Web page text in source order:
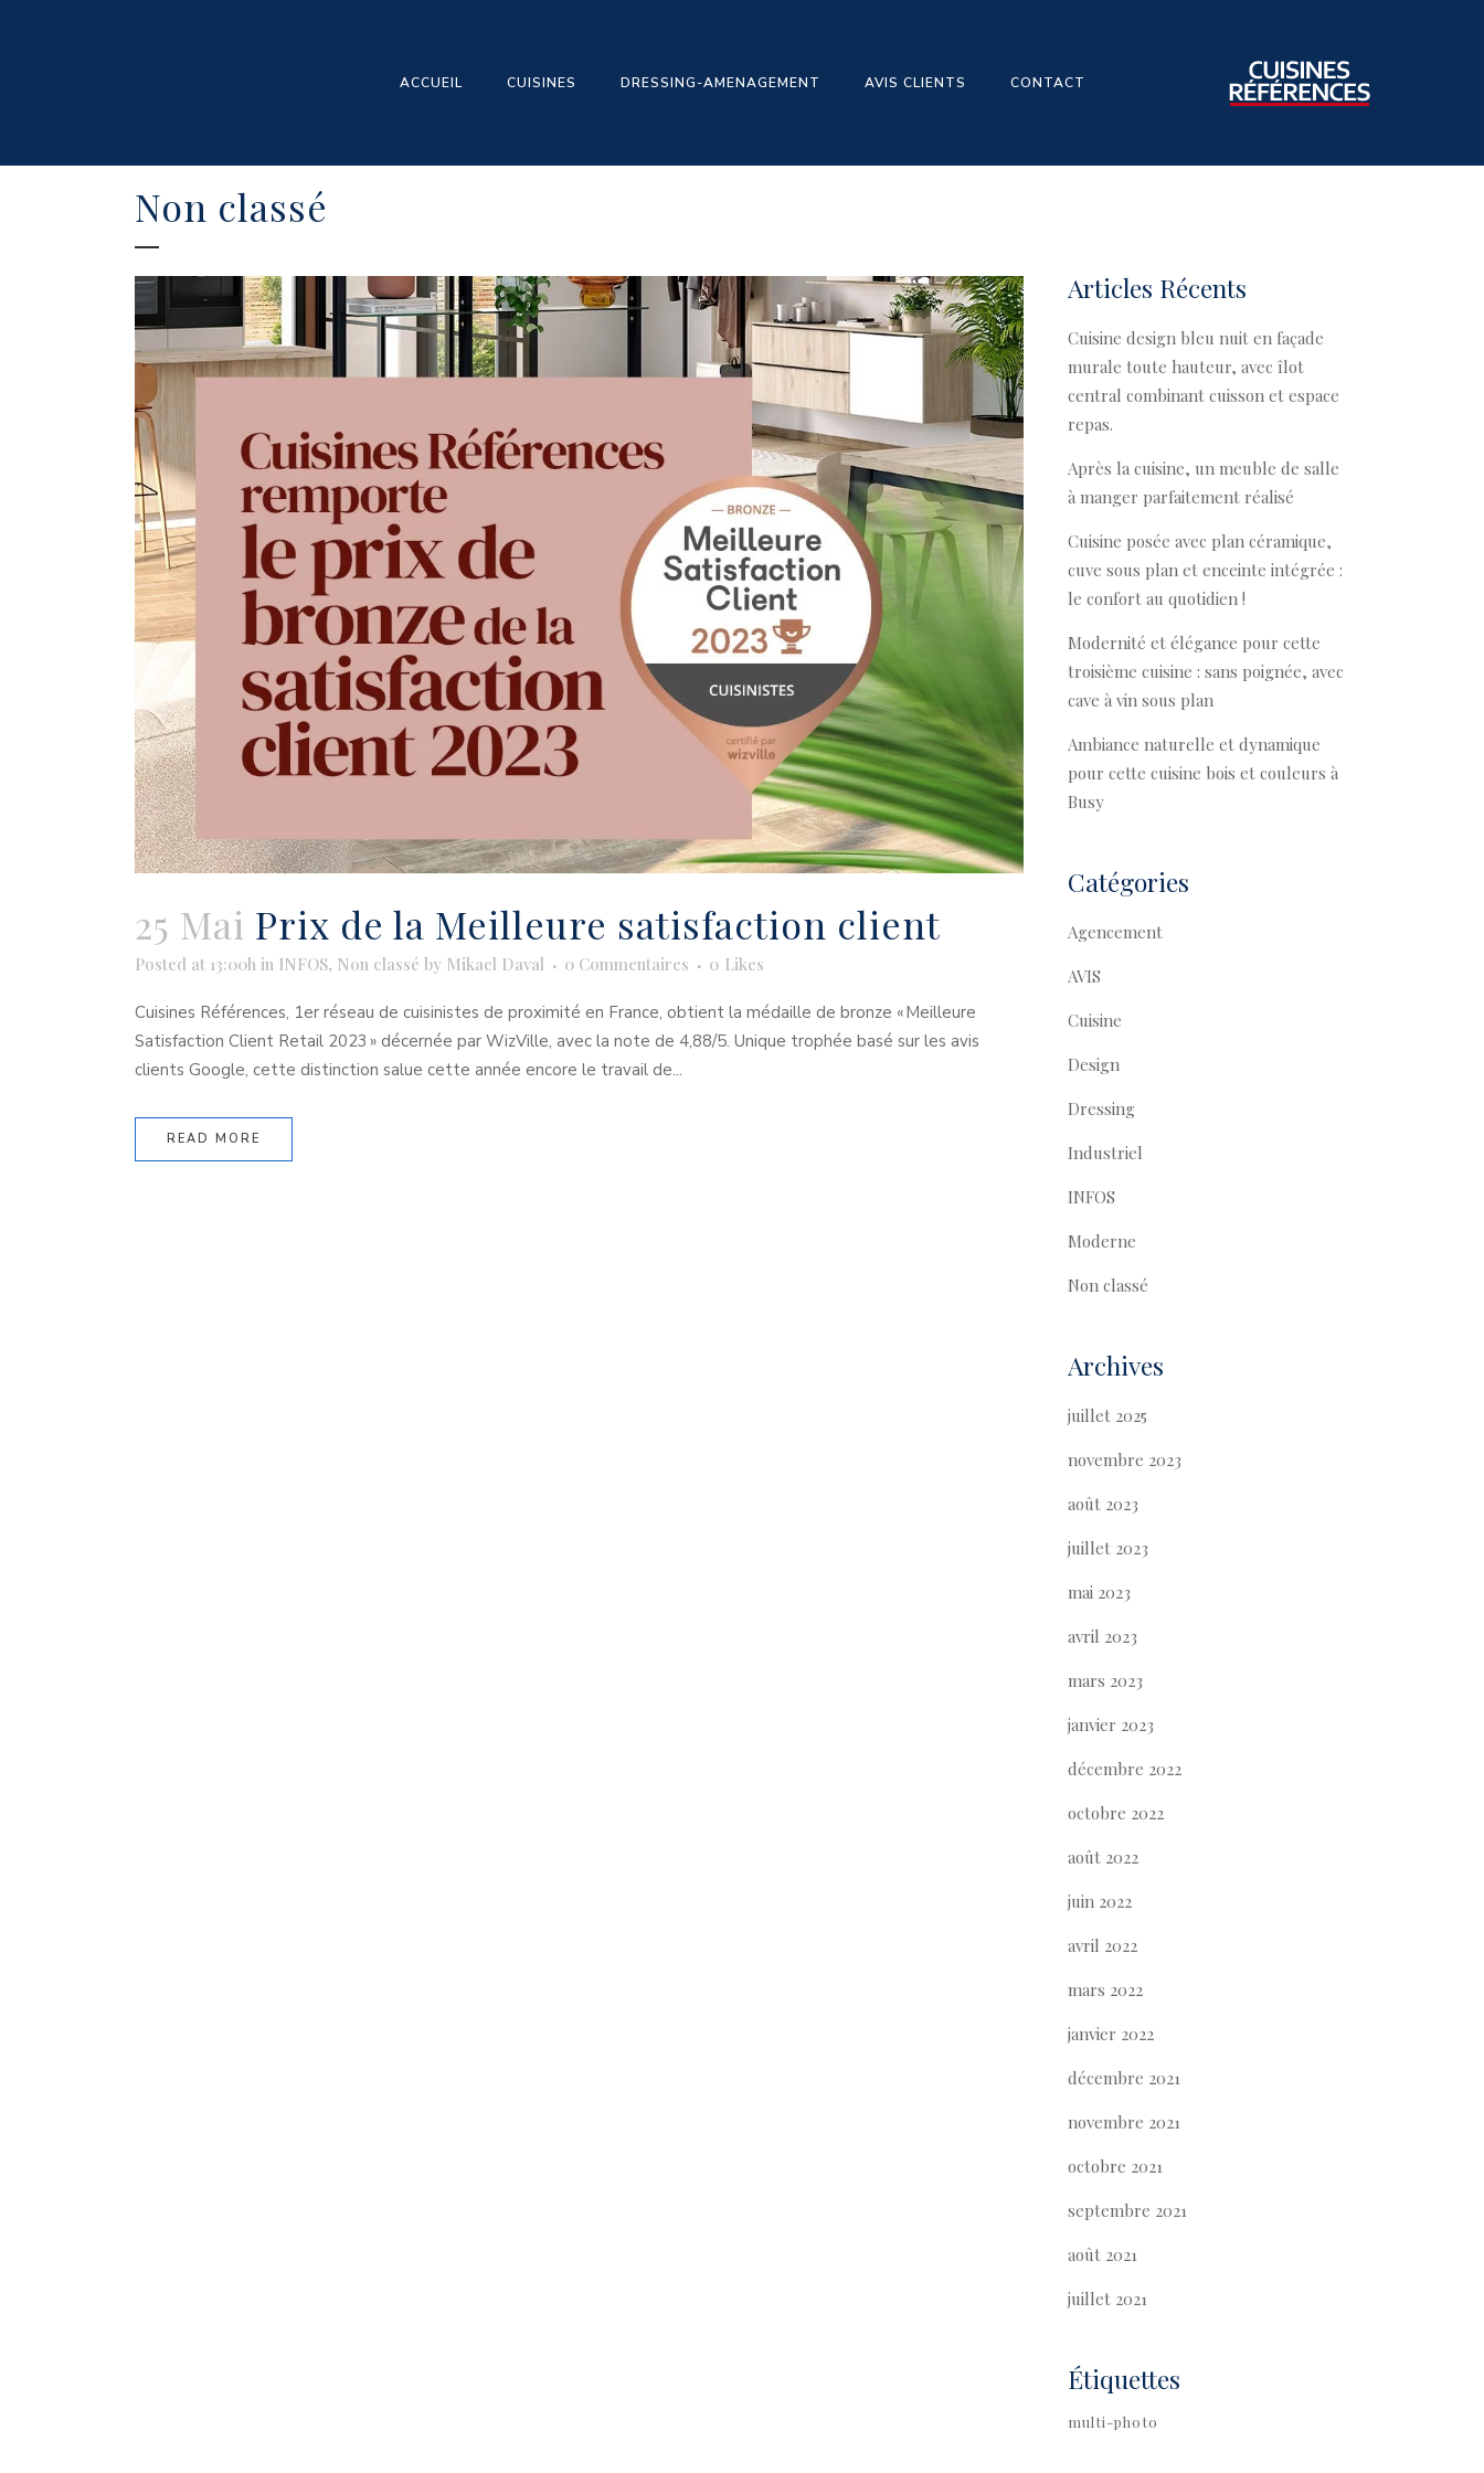
ACCUEIL CUISINES DRESSING-AMENAGEMENT AVIS CLIENTS CONTACT
Non classé
25 Mai Prix de la Meilleure satisfaction client
Posted at 13:00h in INFOS, Non classé by Mikael Daval 0 Commentaires 0 Likes
Cuisines Références, 1er réseau de cuisinistes de proximité en France, obtient la médaille de bronze « Meilleure
Satisfaction Client Retail 2023 » décernée par WizVille, avec la note de 4,88/5. Unique trophée basé sur les avis
clients Google, cette distinction salue cette année encore le travail de...
READ MORE
Articles Récents
Cuisine design bleu nuit en façade
murale toute hauteur, avec îlot
central combinant cuisson et espace
repas.
Après la cuisine, un meuble de salle
à manger parfaitement réalisé
Cuisine posée avec plan céramique,
cuve sous plan et enceinte intégrée :
le confort au quotidien !
Modernité et élégance pour cette
troisième cuisine : sans poignée, avec
cave à vin sous plan
Ambiance naturelle et dynamique
pour cette cuisine bois et couleurs à
Busy
Catégories
Agencement
AVIS
Cuisine
Design
Dressing
Industriel
INFOS
Moderne
Non classé
Archives
juillet 2025
novembre 2023
août 2023
juillet 2023
mai 2023
avril 2023
mars 2023
janvier 2023
décembre 2022
octobre 2022
août 2022
juin 2022
avril 2022
mars 2022
janvier 2022
décembre 2021
novembre 2021
octobre 2021
septembre 2021
août 2021
juillet 2021
Étiquettes
multi-photo